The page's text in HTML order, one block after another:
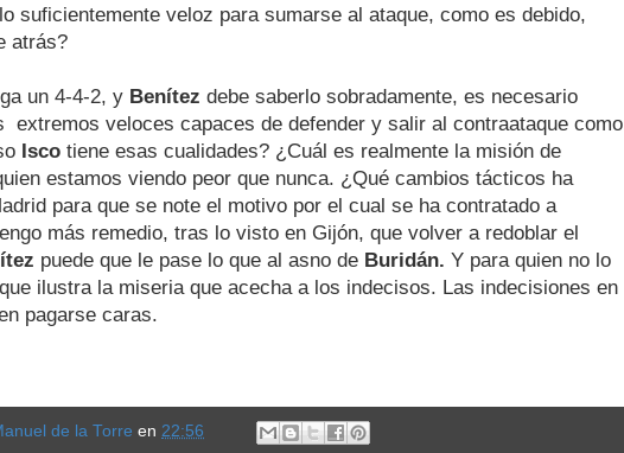
suficientemente veloz para sumarse al ataque, como es debido,
atrás?
un 4-4-2, y Benítez debe saberlo sobradamente, es necesario
extremos veloces capaces de defender y salir al contraataque como
Isco tiene esas cualidades? ¿Cuál es realmente la misión de
estamos viendo peor que nunca. ¿Qué cambios tácticos ha
para que se note el motivo por el cual se ha contratado a
más remedio, tras lo visto en Gijón, que volver a redoblar el
puede que le pase lo que al asno de Buridán. Y para quien no lo
ilustra la miseria que acecha a los indecisos. Las indecisiones en
pagarse caras.
de la Torre en 22:56